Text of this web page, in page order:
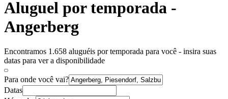
Aluguel por temporada -
Angerberg
Encontramos 1.658 aluguéis por temporada para você - insira suas
datas para ver a disponibilidade
Para onde você vai?
Datas